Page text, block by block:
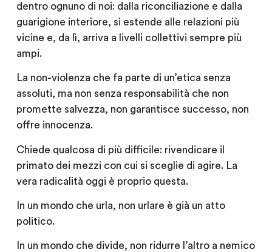
dentro ognuno di noi: dalla riconciliazione e dalla
guarigione interiore, si estende alle relazioni più
vicine e, da lì, arriva a livelli collettivi sempre più
ampi.
La non-violenza che fa parte di un’etica senza
assoluti, ma non senza responsabilità che non
promette salvezza, non garantisce successo, non
offre innocenza.
Chiede qualcosa di più difficile: rivendicare il
primato dei mezzi con cui si sceglie di agire. La
vera radicalità oggi è proprio questa.
In un mondo che urla, non urlare è già un atto
politico.
In un mondo che divide, non ridurre l’altro a nemico